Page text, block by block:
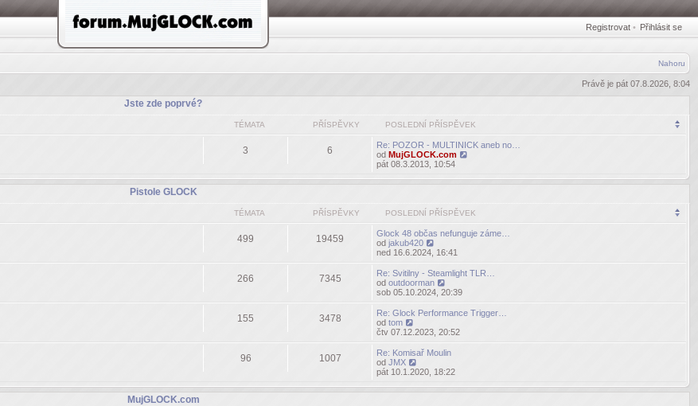
Registrovat • Přihlásit se
Nahoru
Právě je pát 07.8.2026, 8:04
Jste zde poprvé?
TÉMATA PŘÍSPĚVKY POSLEDNÍ PŘÍSPĚVEK
3 6
Re: POZOR - MULTINICK aneb no…
odMujGLOCK.com
Zobrazit
příspěvek
pát 08.3.2013, 10:54
Pistole GLOCK
TÉMATA PŘÍSPĚVKY POSLEDNÍ PŘÍSPĚVEK
499 19459
Glock 48 občas nefunguje záme…
odjakub420
Zobrazit
poslední
příspěvek
ned 16.6.2024, 16:41
266 7345
Re: Svitilny - Steamlight TLR…
odoutdoorman
Zobrazit
poslední
příspěvek
sob 05.10.2024, 20:39
155 3478
Re: Glock Performance Trigger…
odtom
Zobrazit
poslední
příspěvek
čtv 07.12.2023, 20:52
96 1007
Re: Komisař Moulin
odJMX
Zobrazit
příspěvek
pát 10.1.2020, 18:22
MujGLOCK.com